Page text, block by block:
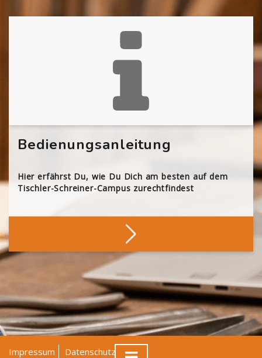
Bedienungsanleitung
Hier erfährst Du, wie Du Dich am besten auf dem
Tischler-Schreiner-Campus zurechtfindest
Impressum Datenschutz AGB